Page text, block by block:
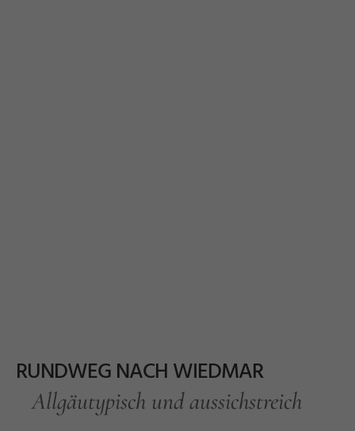
RUNDWEG NACH WIEDMAR
Allgäutypisch und aussichstreich